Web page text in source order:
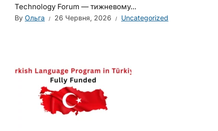
Technology Forum — тижневому...
By Ольга 26 Червня, 2026 Uncategorized